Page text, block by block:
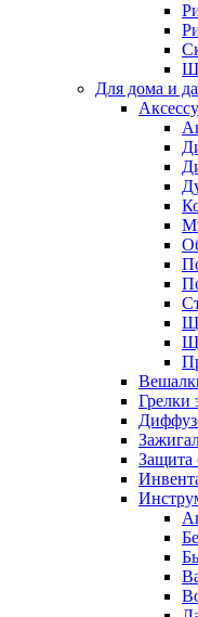
Для дома и
Грелки
Защита